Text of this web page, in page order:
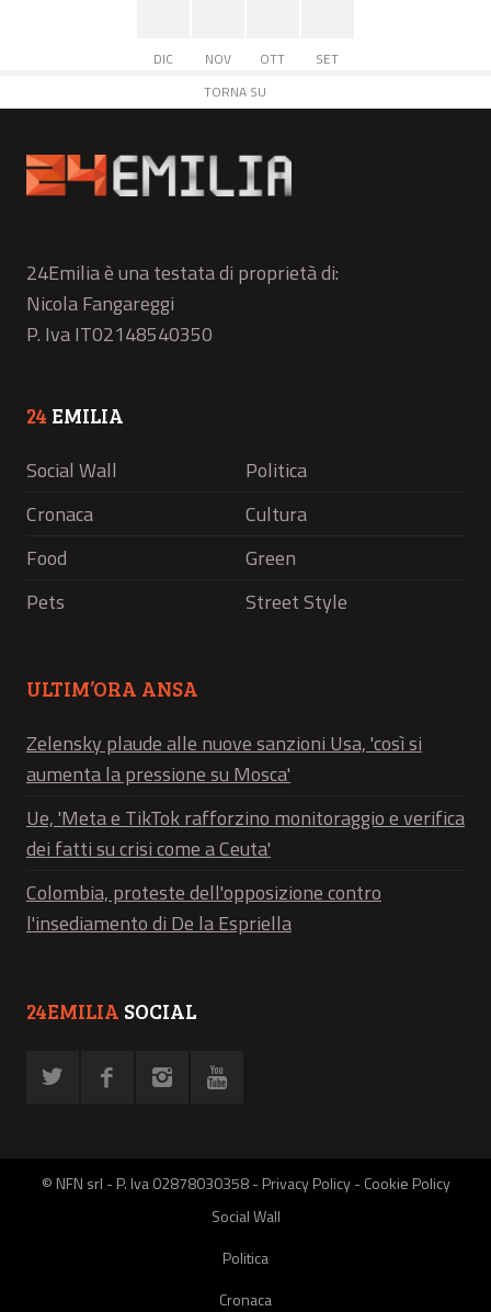
DIC NOV OTT
SET
TORNA SU
24Emilia è una testata di proprietà di:
Nicola Fangareggi
P. Iva IT02148540350
24 EMILIA
Social Wall
Politica
Cronaca
Cultura
Food
Green
Pets
Street Style
ULTIM’ORA ANSA
Zelensky plaude alle nuove sanzioni Usa, 'così si
aumenta la pressione su Mosca'
Ue, 'Meta e TikTok rafforzino monitoraggio e verifica
dei fatti su crisi come a Ceuta'
Colombia, proteste dell'opposizione contro
l'insediamento di De la Espriella
24EMILIA SOCIAL
© NFN srl - P. Iva 02878030358 -Privacy Policy-Cookie Policy
Social Wall
Politica
Cronaca